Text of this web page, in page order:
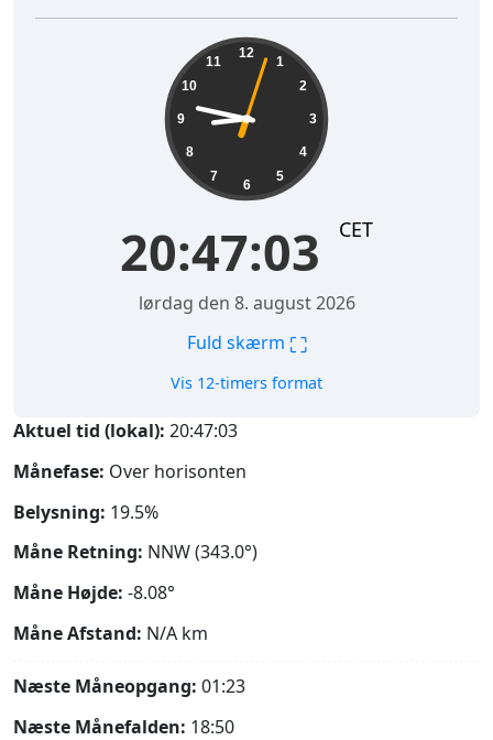
12
1
2
3
4
5
6
7
8
9
10
11
20:47:04 CET
lørdag den 8. august 2026
Fuld skærm ⛶
Vis 12-timers format
Aktuel tid (lokal): 20:47:04
Månefase: Over horisonten
Belysning: 19.5%
Måne Retning: NNW (343.0°)
Måne Højde: -8.08°
Måne Afstand: N/A km
Næste Måneopgang: 01:23
Næste Månefalden: 18:50